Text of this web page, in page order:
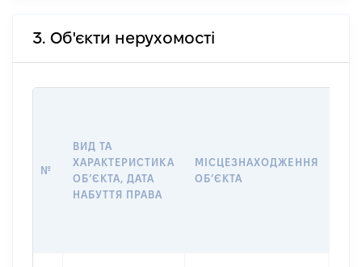
3. Об'єкти нерухомості
№
ВИД ТА
ХАРАКТЕРИСТИКА
ОБʼЄКТА, ДАТА
НАБУТТЯ ПРАВА
МІСЦЕЗНАХОДЖЕННЯ
ОБʼЄКТА